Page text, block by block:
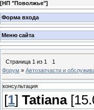
[НП "Поволжье"]
Форма входа
Меню сайта
Страница 1 из 1
1
Форум » Автозапчасти и
консультация
[1] Tatiana